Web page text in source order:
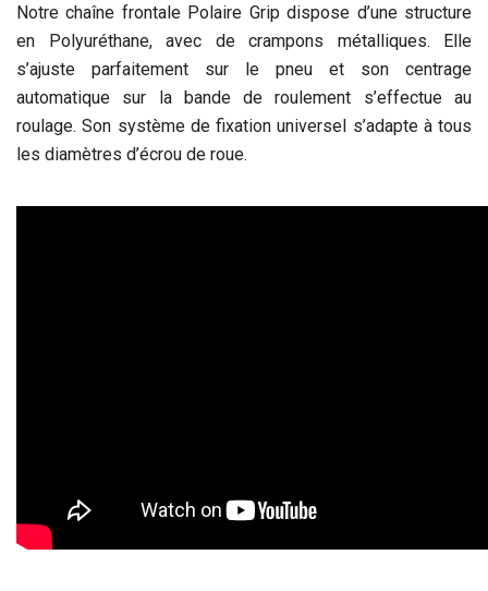
Notre chaîne frontale Polaire Grip dispose d’une structure
en Polyuréthane, avec de crampons métalliques. Elle
s’ajuste parfaitement sur le pneu et son centrage
automatique sur la bande de roulement s’effectue au
roulage. Son système de fixation universel s’adapte à tous
les diamètres d’écrou de roue.